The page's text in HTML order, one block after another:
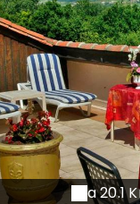
a 20.1